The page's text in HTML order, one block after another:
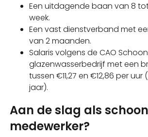
Een uitdagende baan van 8
week.
Een vast dienstverband met
van 2 maanden.
Salaris volgens de CAO
glazenwasserbedrijf met een
tussen €11,27 en €12,86 per uur
jaar).
Aan de slag als
medewerker?